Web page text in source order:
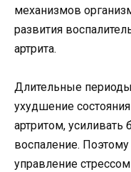
механизмов
развития
артрита.
Длительные
ухудшение
артритом,
воспаление.
управление